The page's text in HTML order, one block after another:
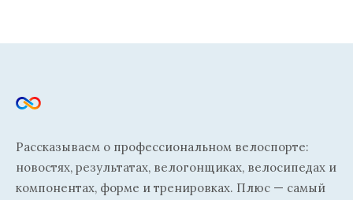
Рассказываем о профессиональном велоспорте:
новостях, результатах, велогонщиках, велосипедах и
компонентах, форме и тренировках. Плюс — самый